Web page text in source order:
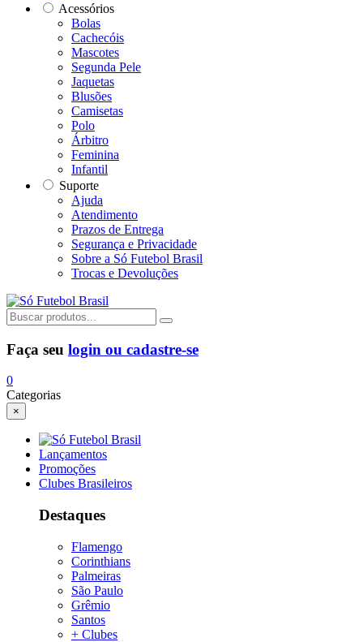
Acessórios
Bolas
Cachecóis
Mascotes
Segunda Pele
Jaquetas
Blusões
Camisetas
Polo
Árbitro
Feminina
Infantil
Suporte
Ajuda
Atendimento
Prazos de Entrega
Segurança e Privacidade
Sobre a Só Futebol Brasil
Trocas e Devoluções
Faça seu login ou cadastre-se
0
Categorias
×
Lançamentos
Promoções
Clubes Brasileiros
Destaques
Flamengo
Corinthians
Palmeiras
São Paulo
Grêmio
Santos
+ Clubes